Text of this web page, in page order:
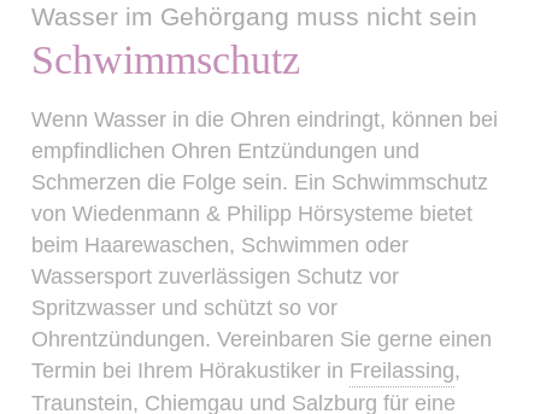
Wasser im Gehörgang muss nicht sein
Schwimmschutz
Wenn Wasser in die Ohren eindringt, können bei
empfindlichen Ohren Entzündungen und
Schmerzen die Folge sein. Ein Schwimmschutz
von Wiedenmann & Philipp Hörsysteme bietet
beim Haarewaschen, Schwimmen oder
Wassersport zuverlässigen Schutz vor
Spritzwasser und schützt so vor
Ohrentzündungen. Vereinbaren Sie gerne einen
Termin bei Ihrem Hörakustiker in Freilassing,
Traunstein, Chiemgau und Salzburg für eine